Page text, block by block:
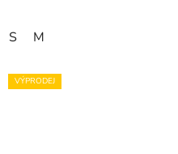
S M
VÝPRODEJ